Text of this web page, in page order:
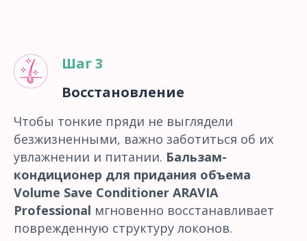
Шаг 3
Восстановление
Чтобы тонкие пряди не выглядели
безжизненными, важно заботиться об их
увлажнении и питании. Бальзам-
кондиционер для придания объема
Volume Save Conditioner ARAVIA
Professional мгновенно восстанавливает
поврежденную структуру локонов.